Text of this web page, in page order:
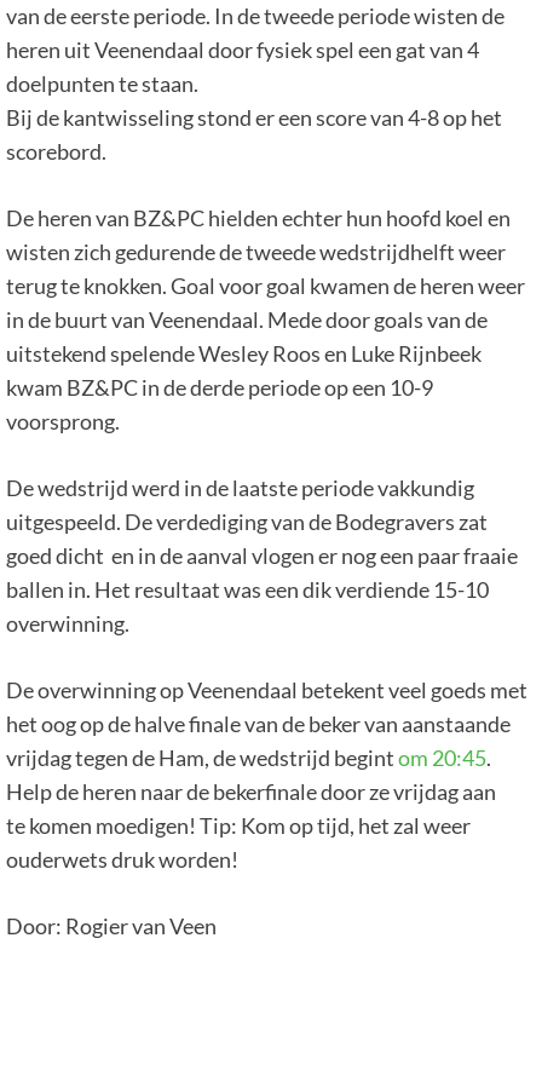
van de eerste periode. In de tweede periode wisten de
heren uit Veenendaal door fysiek spel een gat van 4
doelpunten te staan.
Bij de kantwisseling stond er een score van 4-8 op het
scorebord.
De heren van BZ&PC hielden echter hun hoofd koel en
wisten zich gedurende de tweede wedstrijdhelft weer
terug te knokken. Goal voor goal kwamen de heren weer
in de buurt van Veenendaal. Mede door goals van de
uitstekend spelende Wesley Roos en Luke Rijnbeek
kwam BZ&PC in de derde periode op een 10-9
voorsprong.
De wedstrijd werd in de laatste periode vakkundig
uitgespeeld. De verdediging van de Bodegravers zat
goed dicht en in de aanval vlogen er nog een paar fraaie
ballen in. Het resultaat was een dik verdiende 15-10
overwinning.
De overwinning op Veenendaal betekent veel goeds met
het oog op de halve finale van de beker van aanstaande
vrijdag tegen de Ham, de wedstrijd begintom 20:45.
Help de heren naar de bekerfinale door ze vrijdag aan
te komen moedigen! Tip: Kom op tijd, het zal weer
ouderwets druk worden!
Door: Rogier van Veen